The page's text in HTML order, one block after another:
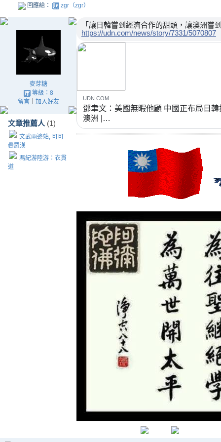
回應給： zgr（zgr）
麥芽糖
等級：8
留言｜ 加入好友
文章推薦人 (1)
文武兩邊站, 可可
疊羅漢
馮紀游陸游：衣貫
道
「讓日韓嘗到經濟合作的甜頭，讓澳洲嘗
https://udn.com/news/story/7331/5070807
UDN.COM
鄧聿文：美國無暇他顧 中國正布局日韓
澳洲 |…